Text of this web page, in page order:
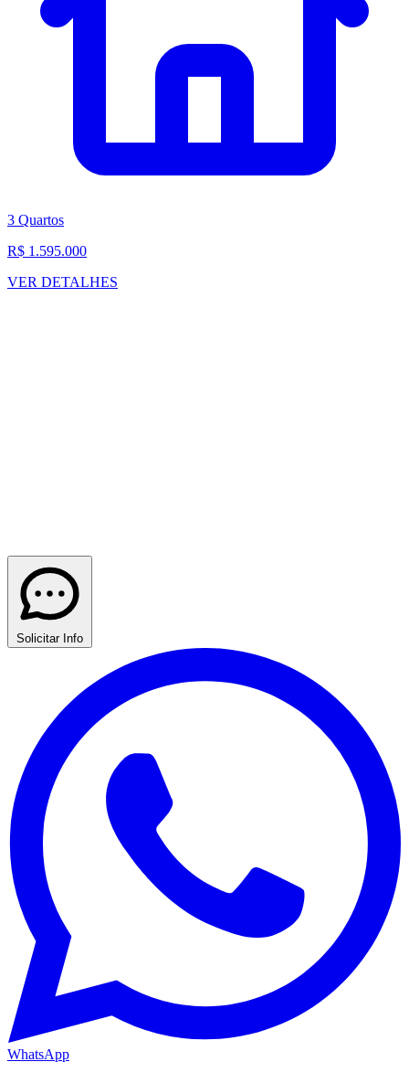
3 Quartos
R$ 1.595.000
VER DETALHES
Solicitar Info
WhatsApp